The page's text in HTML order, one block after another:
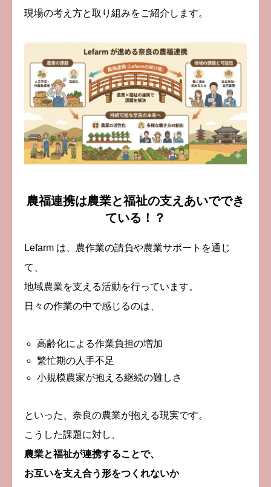
現場の考え方と取り組みをご紹介します。
農福連携は農業と福祉の支えあいででき
ている！？
Lefarm は、農作業の請負や農業サポートを通じ
て、
地域農業を支える活動を行っています。
日々の作業の中で感じるのは、
高齢化による作業負担の増加
繁忙期の人手不足
小規模農家が抱える継続の難しさ
といった、奈良の農業が抱える現実です。
こうした課題に対し、
農業と福祉が連携することで、
お互いを支え合う形をつくれないか